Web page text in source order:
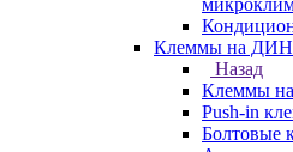
Клеммы на
Назад
Клеммы
Push-in
Болтовые